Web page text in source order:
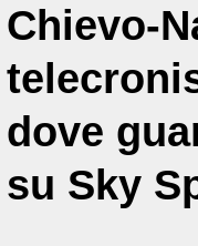
Chievo-
dove
su Sky